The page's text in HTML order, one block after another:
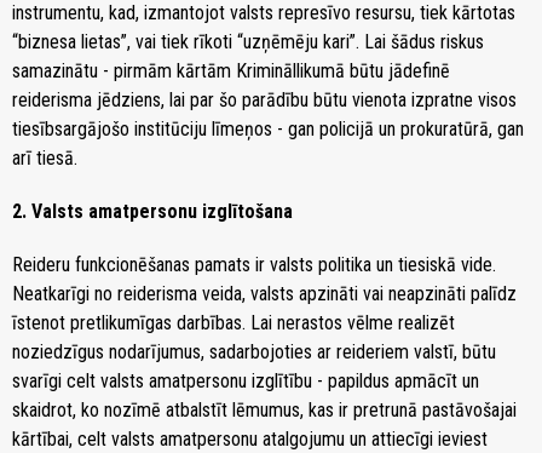
instrumentu, kad, izmantojot valsts represīvo resursu, tiek kārtotas
“biznesa lietas”, vai tiek rīkoti “uzņēmēju kari”. Lai šādus riskus
samazinātu - pirmām kārtām Krimināllikumā būtu jādefinē
reiderisma jēdziens, lai par šo parādību būtu vienota izpratne visos
tiesībsargājošo institūciju līmeņos - gan policijā un prokuratūrā, gan
arī tiesā.
2. Valsts amatpersonu izglītošana
Reideru funkcionēšanas pamats ir valsts politika un tiesiskā vide.
Neatkarīgi no reiderisma veida, valsts apzināti vai neapzināti palīdz
īstenot pretlikumīgas darbības. Lai nerastos vēlme realizēt
noziedzīgus nodarījumus, sadarbojoties ar reideriem valstī, būtu
svarīgi celt valsts amatpersonu izglītību - papildus apmācīt un
skaidrot, ko nozīmē atbalstīt lēmumus, kas ir pretrunā pastāvošajai
kārtībai, celt valsts amatpersonu atalgojumu un attiecīgi ieviest